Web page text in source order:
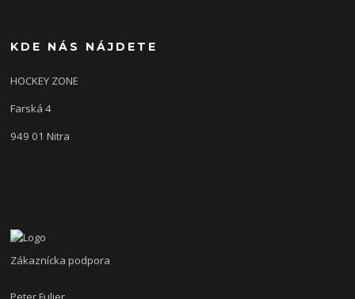
KDE NÁS NÁJDETE
HOCKEY ZONE
Farská 4
949 01 Nitra
Zákaznícka podpora